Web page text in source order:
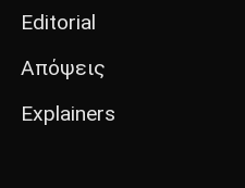
Editorial
Απόψεις
Explainers